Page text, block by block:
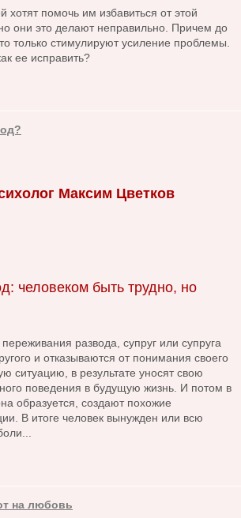
помочь им избавиться от этой
они это делают неправильно. Причем до
только стимулируют усиление проблемы.
ее исправить?
Максим Цветков
человеком быть трудно, но
развода, супруг или супруга
и отказываются от понимания своего
ситуацию, в результате уносят свою
поведения в будущую жизнь. И потом в
образуется, создают похожие
В итоге человек вынужден или всю
на любовь